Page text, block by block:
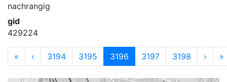
nachrangig
gid
429224
« ‹ 3194 3195 3196 3197 3198 › »